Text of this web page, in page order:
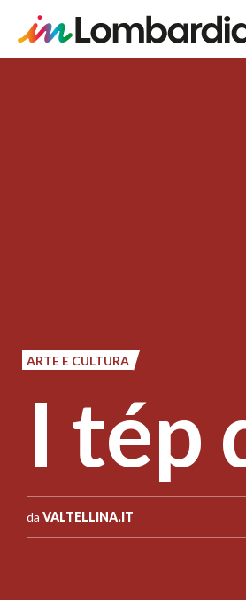
ARTE E CULTURA
I tép
da VALTELLINA.IT